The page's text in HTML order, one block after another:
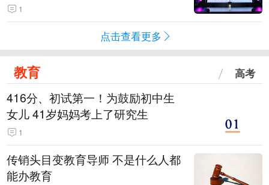
1
点击查看更多
教育 高考
416分、初试第一！为鼓励初中生
女儿 41岁妈妈考上了研究生
1
传销头目变教育导师 不是什么人都
能办教育